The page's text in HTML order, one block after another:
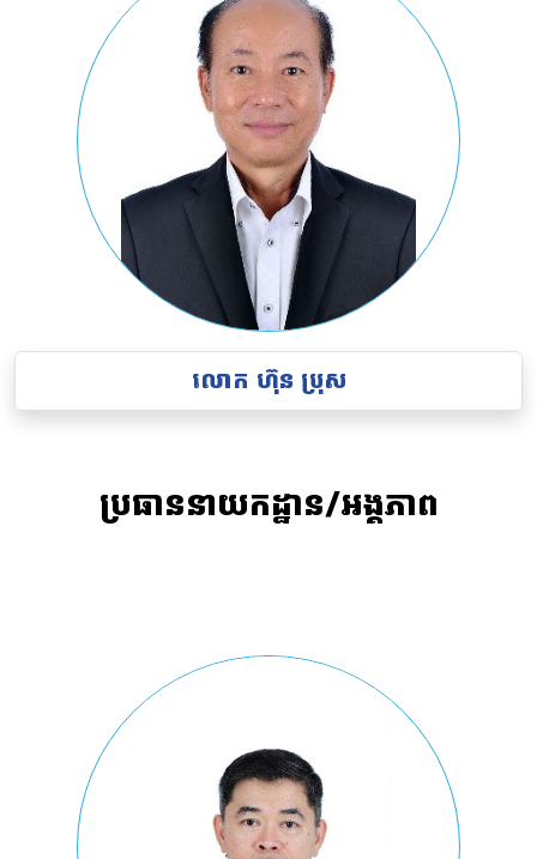
លោក ហ៊ុន ប្រុស
ប្រធាននាយកដ្ឋាន/អង្គភាព